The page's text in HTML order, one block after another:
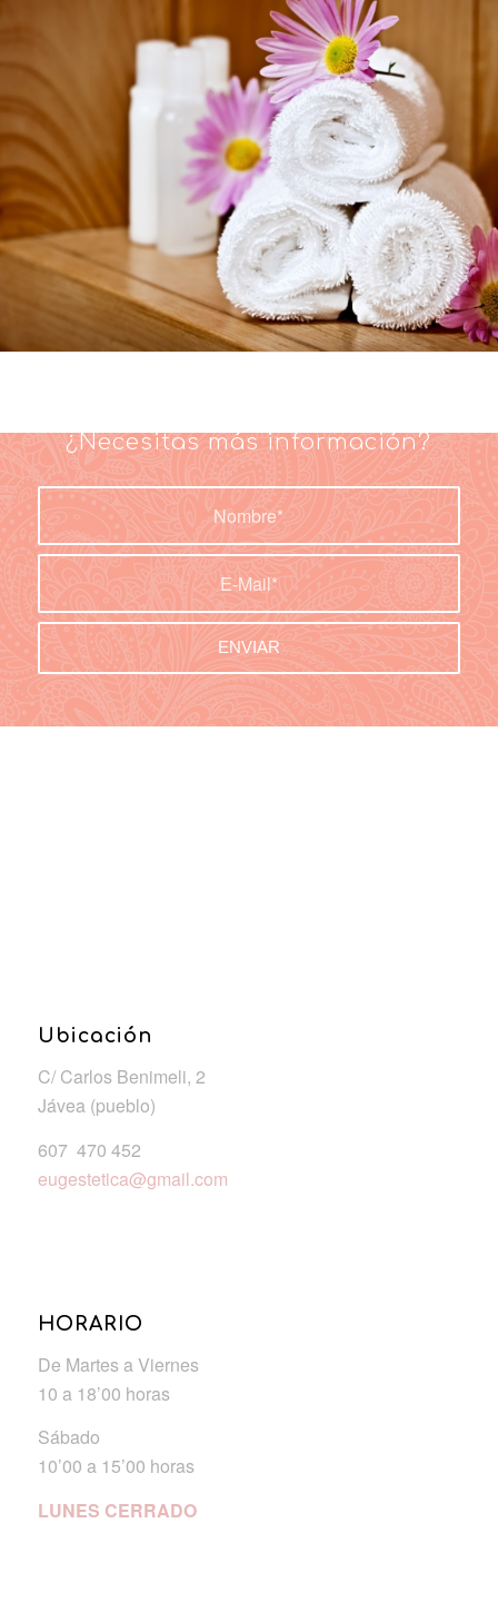
¿Necesitas más información?
Ubicación
C/ Carlos Benimeli, 2
Jávea (pueblo)
607 470 452
eugestetica@gmail.com
HORARIO
De Martes a Viernes
10 a 18’00 horas
Sábado
10’00 a 15’00 horas
LUNES CERRADO